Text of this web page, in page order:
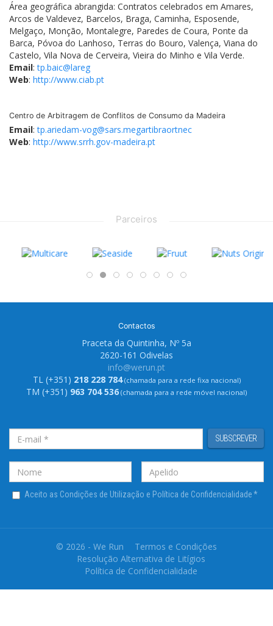
Área geográfica abrangida: Contratos celebrados em Amares,
Arcos de Valdevez, Barcelos, Braga, Caminha, Esposende,
Melgaço, Monção, Montalegre, Paredes de Coura, Ponte da
Barca, Póvoa do Lanhoso, Terras do Bouro, Valença, Viana do
Castelo, Vila Nova de Cerveira, Vieira do Minho e Vila Verde.
Email:tp.baic@lareg
Web: http://www.ciab.pt
Centro de Arbitragem de Conflitos de Consumo da Madeira
Email:tp.ariedam-vog@sars.megartibraortnec
Web: http://www.srrh.gov-madeira.pt
Parceiros
Contactos
Praceta da Quintinha, Nº 5a
2620-161 Odivelas
info@werun.pt
TL (+351) 218 228 784(chamada para a rede fixa nacional)
TM (+351) 963 704 536 (chamada para a rede móvel nacional)
SUBSCREVER
Aceito as Condições de Utilização e Política de Confidencialidade*
© 2026 - We Run
Termos e Condições
Resolução Alternativa de Litígios
Política de Confidencialidade